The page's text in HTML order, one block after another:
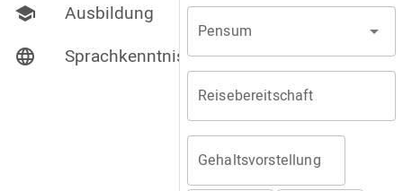
school Ausbildung
language Sprachkenntnisse
Pensum arrow_drop_down
Reisebereitschaft
Gehaltsvorstellung